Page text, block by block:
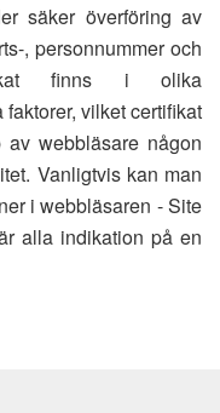
säker överföring av
, personnummer och
finns i olika
vilket certifikat
webbläsare någon
Vanligtvis kan man
i webbläsaren - Site
alla indikation på en